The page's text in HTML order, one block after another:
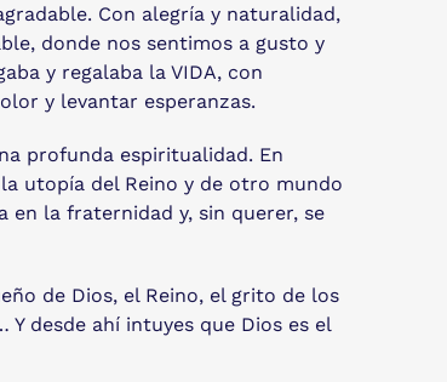
Con alegría y naturalidad,
donde nos sentimos a gusto y
y regalaba la VIDA, con
y levantar esperanzas.
profunda espiritualidad. En
utopía del Reino y de otro mundo
en la fraternidad y, sin querer, se
de Dios, el Reino, el grito de los
desde ahí intuyes que Dios es el